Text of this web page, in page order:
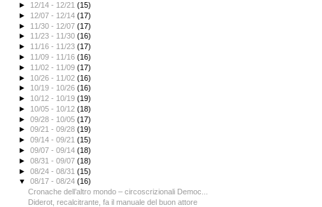
► 12/14 - 12/21(15)
► 12/07 - 12/14(17)
► 11/30 - 12/07(17)
► 11/23 - 11/30(16)
► 11/16 - 11/23(17)
► 11/09 - 11/16(16)
► 11/02 - 11/09(17)
► 10/26 - 11/02(16)
► 10/19 - 10/26(16)
► 10/12 - 10/19(19)
► 10/05 - 10/12(18)
►09/28 - 10/05(17)
►09/21 - 09/28(19)
►09/14 - 09/21(15)
►09/07 - 09/14(18)
►08/31 - 09/07(18)
►08/24 - 08/31(15)
▼08/17 - 08/24(16)
Cronache dell’altro mondo – circoscrizionali Democ...
Diderot, recalcitrante, fa il manuale del buon attore